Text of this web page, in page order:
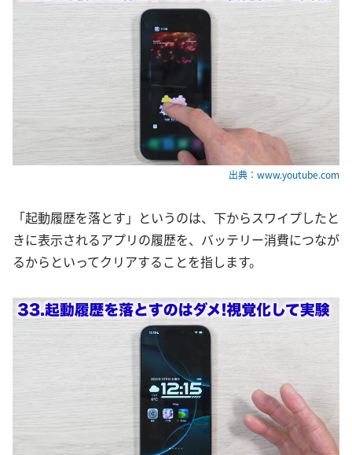
出典：www.youtube.com
「起動履歴を落とす」というのは、下からスワイプしたと
きに表示されるアプリの履歴を、バッテリー消費につなが
るからといってクリアすることを指します。